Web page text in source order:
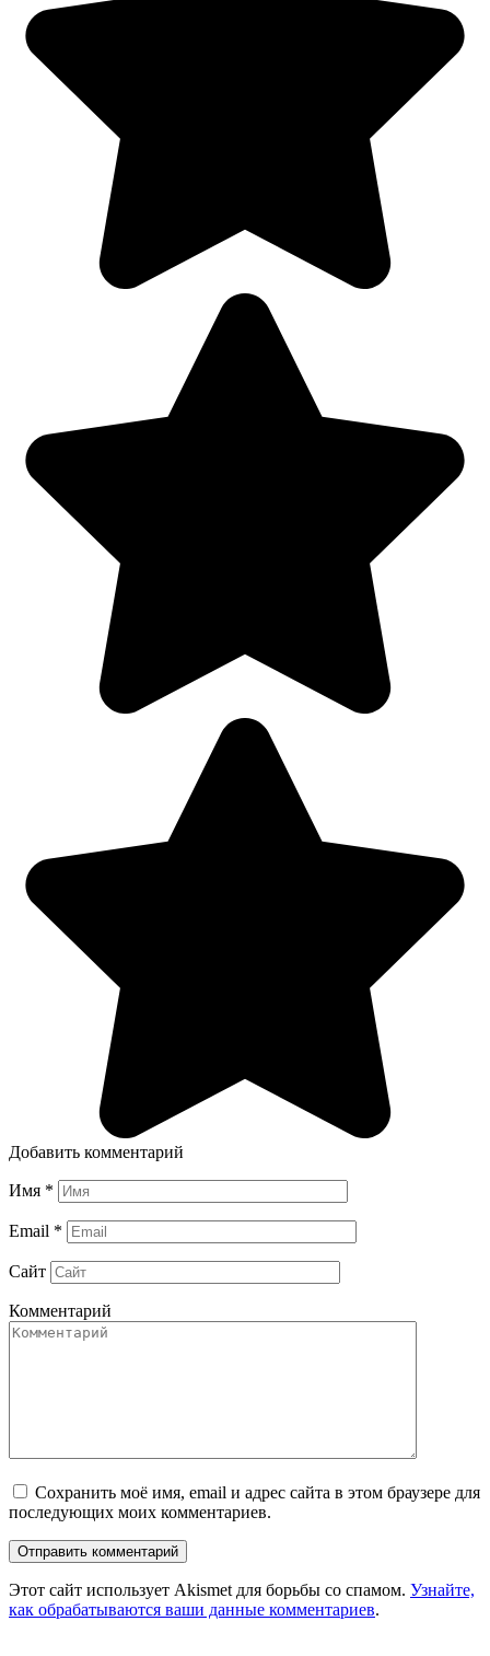
Добавить комментарий
Имя *
Email *
Сайт
Комментарий
Сохранить моё имя, email и адрес сайта в этом браузере для
последующих моих комментариев.
Этот сайт использует Akismet для борьбы со спамом. Узнайте,
как обрабатываются ваши данные комментариев.